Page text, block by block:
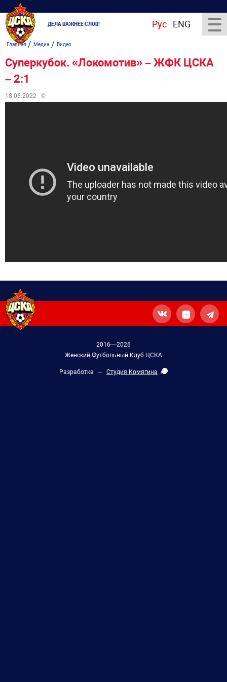
ДЕЛА ВАЖНЕЕ СЛОВ! Рус ENG
Главная/ Медиа / Видео
Суперкубок. «Локомотив» – ЖФК ЦСКА
– 2:1
18.06.2022 ©
2016—2026
Женский Футбольный Клуб ЦСКА
Разработка – Студия Комягина